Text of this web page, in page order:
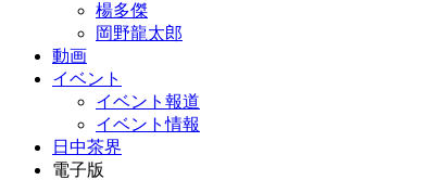
楊多傑
岡野龍太郎
動画
イベント
イベント報道
イベント情報
日中茶界
電子版